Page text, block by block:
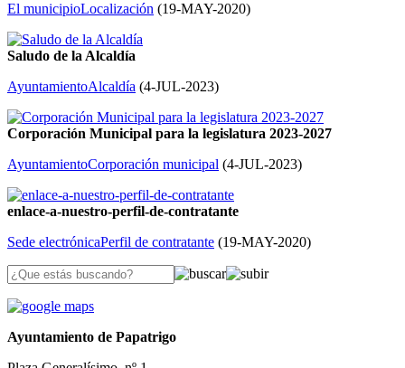
El municipioLocalización (19-MAY-2020)
Saludo de la Alcaldía
AyuntamientoAlcaldía (4-JUL-2023)
Corporación Municipal para la legislatura 2023-2027
AyuntamientoCorporación municipal (4-JUL-2023)
enlace-a-nuestro-perfil-de-contratante
Sede electrónicaPerfil de contratante (19-MAY-2020)
Ayuntamiento de Papatrigo